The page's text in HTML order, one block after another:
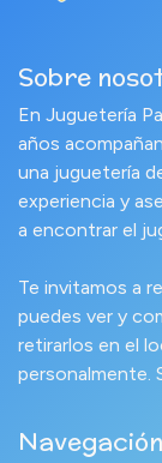
Sobre
En Juguetería
años
una juguetería
experiencia y
a encontrar el
Te invitamos a
puedes ver y
retirarlos en el
personalmente.
Navegación